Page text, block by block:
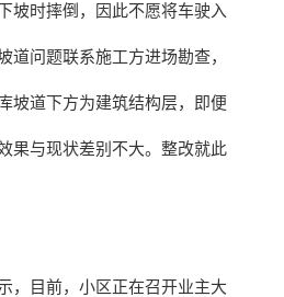
坡时摔倒，因此不愿将车驶入
道问题联系施工方进场勘查，
坡道下方为建筑结构层，即便
果与现状差别不大。整改就此
，目前，小区正在召开业主大